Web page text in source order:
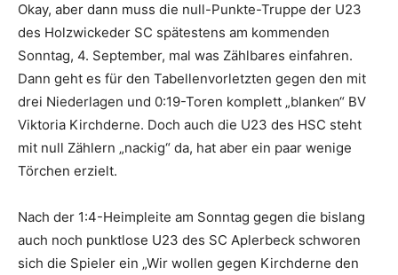
Okay, aber dann muss die null-Punkte-Truppe der U23
des Holzwickeder SC spätestens am kommenden
Sonntag, 4. September, mal was Zählbares einfahren.
Dann geht es für den Tabellenvorletzten gegen den mit
drei Niederlagen und 0:19-Toren komplett „blanken“ BV
Viktoria Kirchderne. Doch auch die U23 des HSC steht
mit null Zählern „nackig“ da, hat aber ein paar wenige
Törchen erzielt.
Nach der 1:4-Heimpleite am Sonntag gegen die bislang
auch noch punktlose U23 des SC Aplerbeck schworen
sich die Spieler ein „Wir wollen gegen Kirchderne den